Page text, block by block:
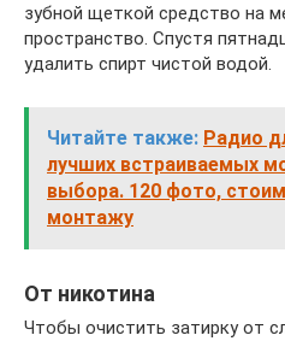
зубной щеткой средство на
пространство. Спустя
удалить спирт чистой водой.
Читайте также: Радио
лучших встраиваемых
выбора. 120 фото,
монтажу
От никотина
Чтобы очистить затирку от